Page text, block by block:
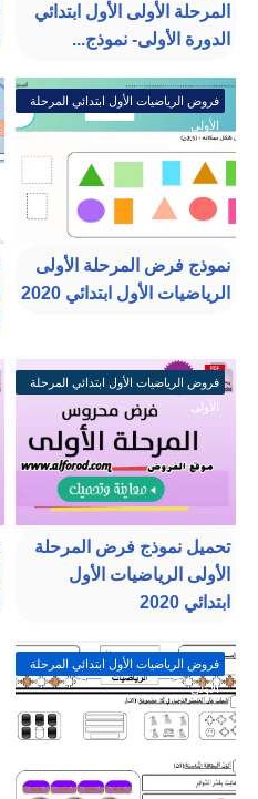
المرحلة الأولى الأول ابتدائي
الدورة الأولى- نموذج...
فروض الرياضيات الأول ابتدائي المرحلة
الأولى
نموذج فرض المرحلة الأولى
الرياضيات الأول ابتدائي 2020
فروض الرياضيات الأول ابتدائي المرحلة
الأولى
تحميل نموذج فرض المرحلة
الأولى الرياضيات الأول
ابتدائي 2020
فروض الرياضيات الأول ابتدائي المرحلة
الأولى